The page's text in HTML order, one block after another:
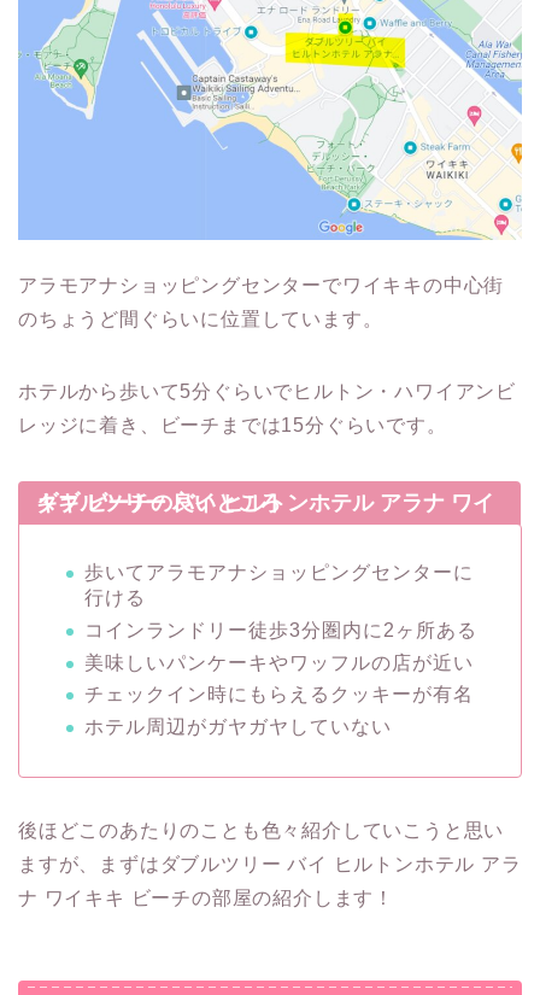
アラモアナショッピングセンターでワイキキの中心街
のちょうど間ぐらいに位置しています。
ホテルから歩いて5分ぐらいでヒルトン・ハワイアンビ
レッジに着き、ビーチまでは15分ぐらいです。
ダブルツリー バイ ヒルトンホテル アラナ ワイキキ ビーチの良いところ
歩いてアラモアナショッピングセンターに
行ける
コインランドリー徒歩3分圏内に2ヶ所ある
美味しいパンケーキやワッフルの店が近い
チェックイン時にもらえるクッキーが有名
ホテル周辺がガヤガヤしていない
後ほどこのあたりのことも色々紹介していこうと思い
ますが、まずはダブルツリー バイ ヒルトンホテル アラ
ナ ワイキキ ビーチの部屋の紹介します！